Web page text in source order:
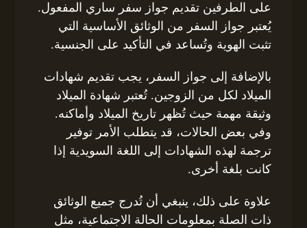
على الطرفين تقديم جواز سفر ساري المفعول.
يُعتبر جواز السفر من الوثائق الأساسية التي
تثبت الهوية وتُساعد في التأكيد على الجنسية.
بالإضافة إلى جواز السفر، يجب تقديم شهادات
الميلاد لكل من الزوجين. تُعتبر شهادة الميلاد
وثيقة مهمة حيث تُظهر تاريخ الميلاد وأماكنه.
وفي بعض الحالات، قد يتطلب الأمر توفير
ترجمة لهذه الشهادات إلى اللغة السويدية إذا
كانت بلغة أخرى.
علاوة على ذلك، ينبغي أن تُدرج جميع الوثائق
ذات الصلة بمعلومات الحالة الاجتماعية، مثل